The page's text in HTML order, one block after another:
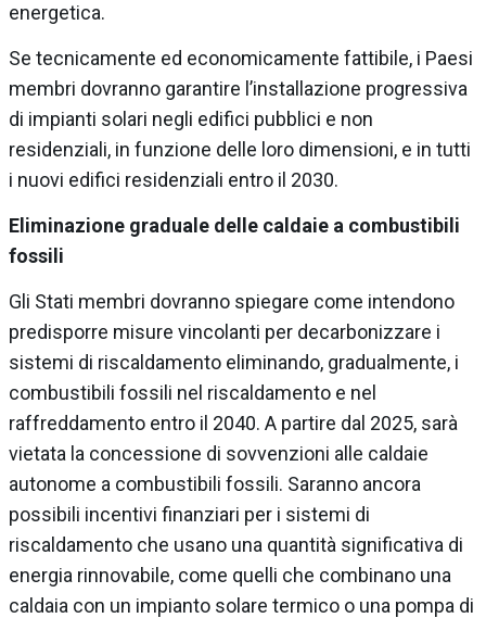
energetica.
Se tecnicamente ed economicamente fattibile, i Paesi
membri dovranno garantire l’installazione progressiva
di impianti solari negli edifici pubblici e non
residenziali, in funzione delle loro dimensioni, e in tutti
i nuovi edifici residenziali entro il 2030.
Eliminazione graduale delle caldaie a combustibili
fossili
Gli Stati membri dovranno spiegare come intendono
predisporre misure vincolanti per decarbonizzare i
sistemi di riscaldamento eliminando, gradualmente, i
combustibili fossili nel riscaldamento e nel
raffreddamento entro il 2040. A partire dal 2025, sarà
vietata la concessione di sovvenzioni alle caldaie
autonome a combustibili fossili. Saranno ancora
possibili incentivi finanziari per i sistemi di
riscaldamento che usano una quantità significativa di
energia rinnovabile, come quelli che combinano una
caldaia con un impianto solare termico o una pompa di